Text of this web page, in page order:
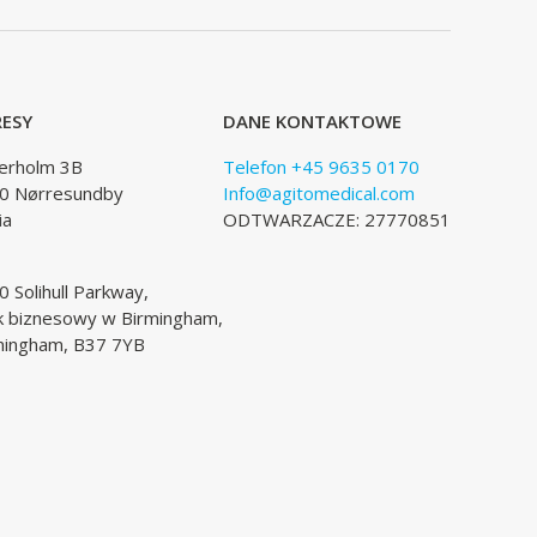
3B
Nørresundby
Solihull Parkway,
biznesowy w Birmingham,
B37 7YB
DANE KONTAKTOWE
Telefon +45 9635 0170
Info@agitomedical.com
ODTWARZACZE: 27770851